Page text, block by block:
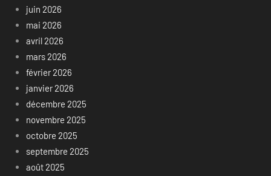
juin 2026
mai 2026
avril 2026
mars 2026
février 2026
janvier 2026
décembre 2025
novembre 2025
octobre 2025
septembre 2025
août 2025